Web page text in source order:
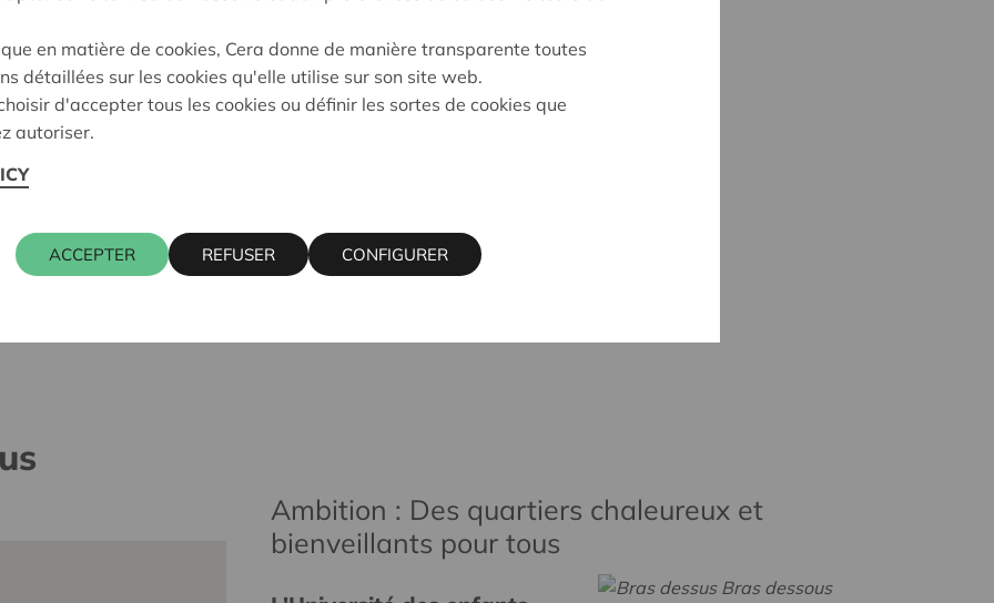
Cera contact
kris.debruyne@cera.coop
Ambition : Des quartiers chaleureux et
bienveillants pour tous
en matière de cookies, Cera donne de manière transparente toutes
détaillées sur les cookies qu'elle utilise sur son site web.
d'accepter tous les cookies ou définir les sortes de cookies que
autoriser.
ACCEPTER REFUSER CONFIGURER